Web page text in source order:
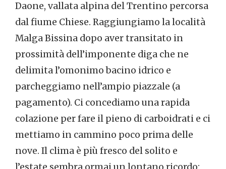
Daone, vallata alpina del Trentino percorsa
dal fiume Chiese. Raggiungiamo la località
Malga Bissina dopo aver transitato in
prossimità dell’imponente diga che ne
delimita l’omonimo bacino idrico e
parcheggiamo nell’ampio piazzale (a
pagamento). Ci concediamo una rapida
colazione per fare il pieno di carboidrati e ci
mettiamo in cammino poco prima delle
nove. Il clima è più fresco del solito e